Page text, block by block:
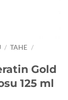
/ TAHE /
Gold
125 ml